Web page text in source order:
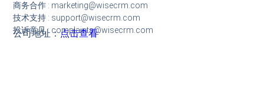
商务合作 : marketing@wisecrm.com
技术支持 : support@wisecrm.com
投诉意见 : complaints@wisecrm.com
公司地址：点击查看